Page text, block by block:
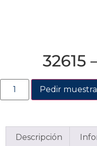
32615
Pedir muestra
Descripción